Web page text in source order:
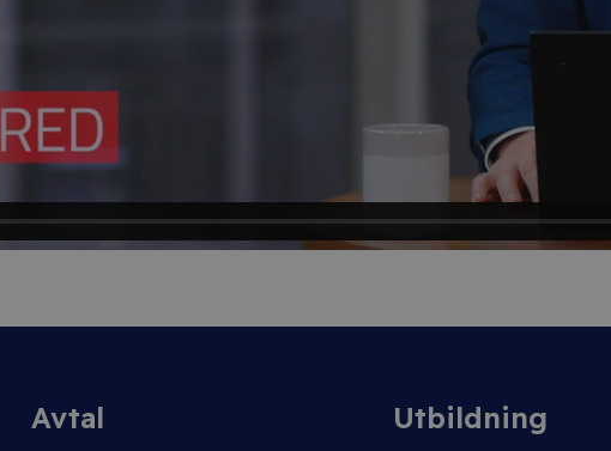
Avtal Utbildning